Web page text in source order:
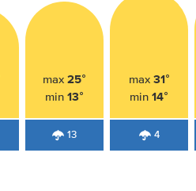
max 25°
min 13°
13
max 31°
min14°
4